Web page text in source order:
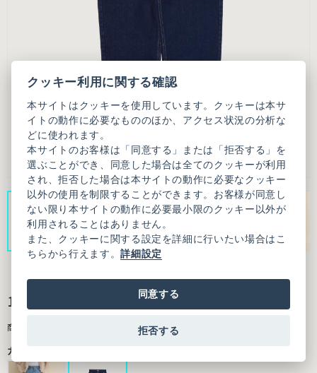
12.5oz デニム テーパードパンツ
商品番号：9501PT011241M17
カラー
クッキー利用に関する確認
本サイトはクッキーを使用しています。クッキーは本サ
イトの動作に必要なもののほか、アクセス状況の分析な
どに使われます。
本サイトのお客様は「同意する」または「拒否する」を
選ぶことができ、同意した場合は全てのクッキーが利用
され、拒否した場合は本サイトの動作に必要なクッキー
以外の使用を制限することができます。お客様が同意し
ない限り本サイトの動作に必要最小限のクッキー以外が
利用されることはありません。
また、クッキーに関する設定を詳細に行いたい場合はこ
ちらから行えます。詳細設定
同意する
拒否する